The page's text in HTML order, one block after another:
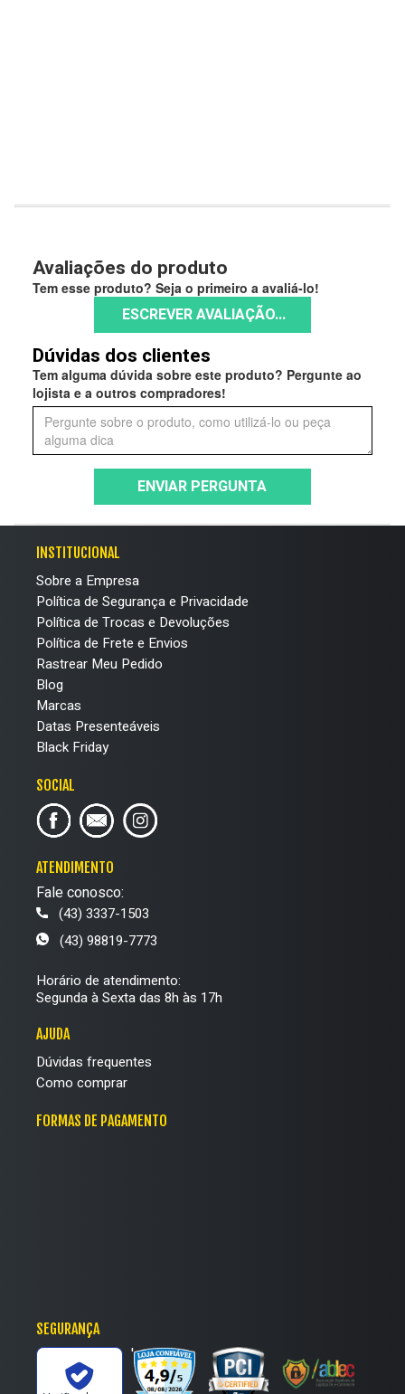
Avaliações do produto
Tem esse produto? Seja o primeiro a avaliá-lo!
ESCREVER AVALIAÇÃO...
Dúvidas dos clientes
Tem alguma dúvida sobre este produto? Pergunte ao
lojista e a outros compradores!
ENVIAR PERGUNTA
INSTITUCIONAL
Sobre a Empresa
Política de Segurança e Privacidade
Política de Trocas e Devoluções
Política de Frete e Envios
Rastrear Meu Pedido
Blog
Marcas
Datas Presenteáveis
Black Friday
SOCIAL
ATENDIMENTO
Fale conosco:
(43) 3337-1503
(43) 98819-7773
Horário de atendimento:
Segunda à Sexta das 8h às 17h
AJUDA
Dúvidas frequentes
Como comprar
FORMAS DE PAGAMENTO
SEGURANÇA
'